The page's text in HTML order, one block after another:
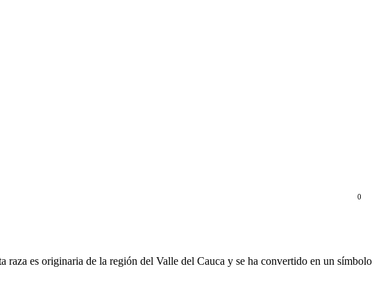
0
raza es originaria de la región del Valle del Cauca y se ha convertido en un símbolo